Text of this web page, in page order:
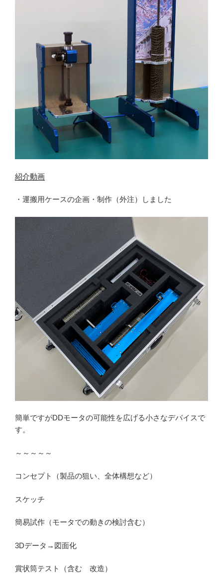
紹介動画
・運搬用ケースの企画・制作（外注）しました
簡単ですがDDモータの可能性を広げる小さなデバイスで
す。
～～～～～
コンセプト（製品の狙い、全体構想など）
スケッチ
簡易試作（モータでの動きの検討含む）
3Dデータ→図面化
賞状筒テスト（含む 改造）